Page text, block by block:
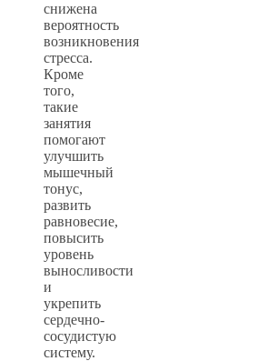
снижена
вероятность
возникновения
стресса.
Кроме
того,
такие
занятия
помогают
улучшить
мышечный
тонус,
развить
равновесие,
повысить
уровень
выносливости
и
укрепить
сердечно-
сосудистую
систему.